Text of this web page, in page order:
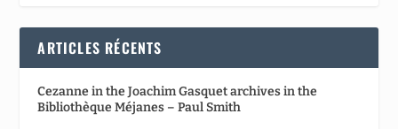
ARTICLES RÉCENTS
Cezanne in the Joachim Gasquet archives in the
Bibliothèque Méjanes – Paul Smith